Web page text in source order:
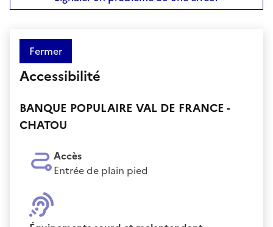
Fermer
Accessibilité
BANQUE POPULAIRE VAL DE FRANCE -
CHATOU
Accès
Entrée de plain pied